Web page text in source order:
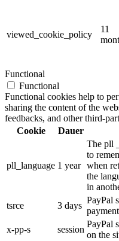
viewed_cookie_policy
11
Functional
Functional
Functional cookies help to
sharing the content of the
feedbacks, and other third-
Cookie
Dauer
pll_language 1 year
The pll
to
when
the
in
tsrce
3 days
PayPal
x-pp-s
session
PayPal
on the